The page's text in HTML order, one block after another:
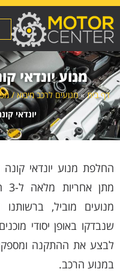
מנוע יונדאי
דף בית»מנועים לרכב מיבוא /
יונדאי
החלפת מנוע יונדאי
מנועים מוביל,
שנבדקו באופן יסודי
לבצע את ההתקנה
במנוע הרכב.